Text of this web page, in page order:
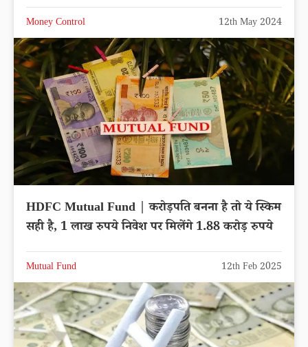
Money Control 12th May 2024
HDFC Mutual Fund | करोड़पति बनना है तो ये स्किम
सही है, 1 लाख रुपये निवेश पर मिलेंगे 1.88 करोड़ रुपये
Mutual Fund 12th Feb 2025